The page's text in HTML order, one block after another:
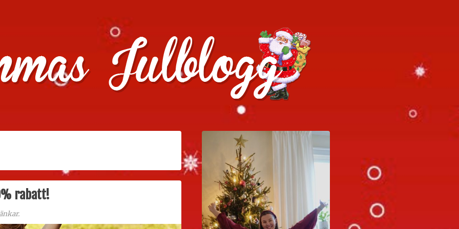
julklappstips, julkalendrar, adventskalendrar , julpyssel och julrecept!
rabatt!